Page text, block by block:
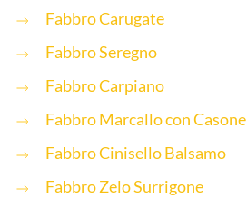
Fabbro Carugate
Fabbro Seregno
Fabbro Carpiano
Fabbro Marcallo con Casone
Fabbro Cinisello Balsamo
Fabbro Zelo Surrigone